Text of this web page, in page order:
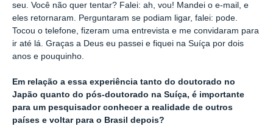
seu. Você não quer tentar? Falei: ah, vou! Mandei o e-mail, e
eles retornaram. Perguntaram se podiam ligar, falei: pode.
Tocou o telefone, fizeram uma entrevista e me convidaram para
ir até lá. Graças a Deus eu passei e fiquei na Suíça por dois
anos e pouquinho.
Em relação a essa experiência tanto do doutorado no
Japão quanto do pós-doutorado na Suíça, é importante
para um pesquisador conhecer a realidade de outros
países e voltar para o Brasil depois?